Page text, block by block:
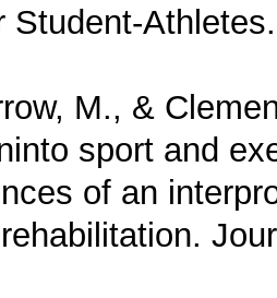
Student-
M., &
sport and
of an